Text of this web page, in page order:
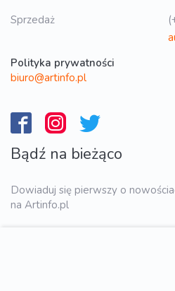
Sprzedaż
Polityka prywatności
biuro@artinfo.pl
Bądź na bieżąco
Dowiaduj się pierwszy o
na Artinfo.pl